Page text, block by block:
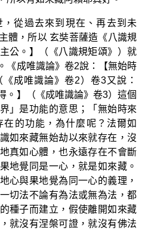
，從過去來到現在、再去到未
體，所以 玄奘菩薩造《八識規
公。】（《八識規矩頌》）就
《成唯識論》卷2說：【無始時
成唯識論》卷2）卷3又說：
。】（《成唯識論》卷3）這個
」是功能的意思；「無始時來
的功能，為什麼呢？法爾如
如來藏無始劫以來就存在，沒
真如心體，也永遠存在不會斷
地覺同是一心，就是如來藏。
心與果地覺為同一心的義理，
切法不論有為法或無為法，都
種子而建立，假使離開如來藏
就沒有涅槃可證，就沒有佛法